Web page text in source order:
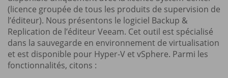
(licence groupée de tous les produits de supervision de
l’éditeur). Nous présentons le logiciel Backup &
Replication de l’éditeur Veeam. Cet outil est spécialisé
dans la sauvegarde en environnement de virtualisation
et est disponible pour Hyper-V et vSphere. Parmi les
fonctionnalités, citons :